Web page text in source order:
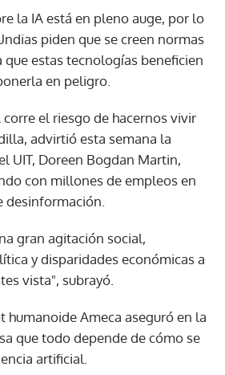
la IA está en pleno auge, por lo
piden que se creen normas
que estas tecnologías beneficien
en peligro.
el riesgo de hacernos vivir
advirtió esta semana la
UIT, Doreen Bogdan Martin,
con millones de empleos en
desinformación.
gran agitación social,
y disparidades económicas a
vista", subrayó.
humanoide Ameca aseguró en la
que todo depende de cómo se
artificial.